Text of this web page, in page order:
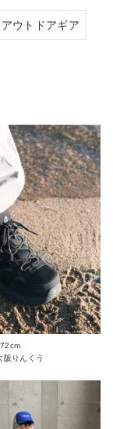
アウトドアギア
阪りんくう